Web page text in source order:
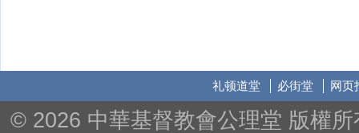
礼顿道堂 必街堂 网页
© 2026 中華基督教會公理堂 版權